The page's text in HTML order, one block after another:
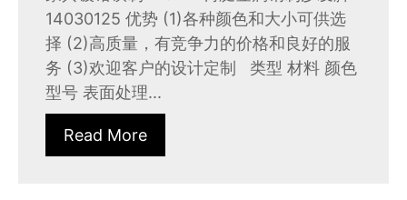
14030125 优势 (1)各种颜色和大小可供选
择 (2)高质量，有竞争力的价格和良好的服
务 (3)欢迎客户的设计定制 类型 材料 颜色
型号 表面处理...
Read More